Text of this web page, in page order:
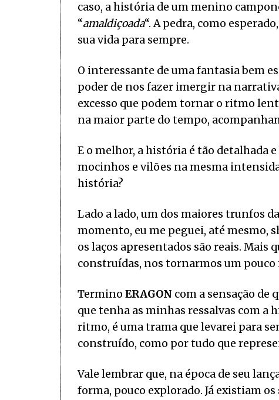
caso, a história de um menino
“amaldiçoada“. A pedra, como
sua vida para sempre.
O interessante de uma fantasia bem
poder de nos fazer imergir na
excesso que podem tornar o ritmo
na maior parte do tempo,
E o melhor, a história é tão detalhada
mocinhos e vilões na mesma
história?
Lado a lado, um dos maiores trunfos
momento, eu me peguei, até mesmo,
os laços apresentados são reais. Mais
construídas, nos tornarmos um pouco
Termino ERAGON com a sensação de
que tenha as minhas ressalvas com
ritmo, é uma trama que levarei para
construído, como por tudo que
Vale lembrar que, na época de seu
forma, pouco explorado. Já existiam